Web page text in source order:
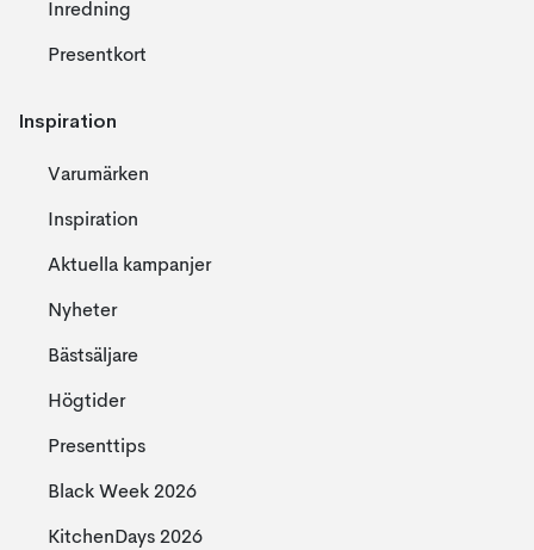
Inredning
Presentkort
Inspiration
Varumärken
Inspiration
Aktuella kampanjer
Nyheter
Bästsäljare
Högtider
Presenttips
Black Week 2026
KitchenDays 2026